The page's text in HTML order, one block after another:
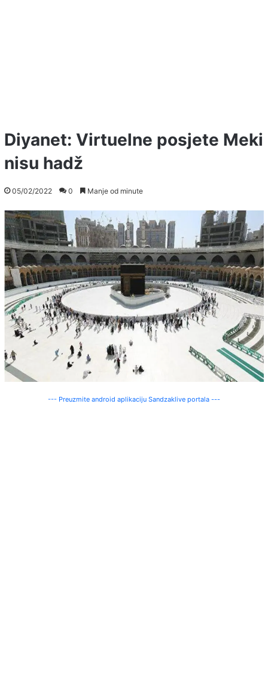
Diyanet: Virtuelne posjete Meki
nisu hadž
05/02/2022 0 Manje od minute
--- Preuzmite android aplikaciju Sandzaklive portala ---